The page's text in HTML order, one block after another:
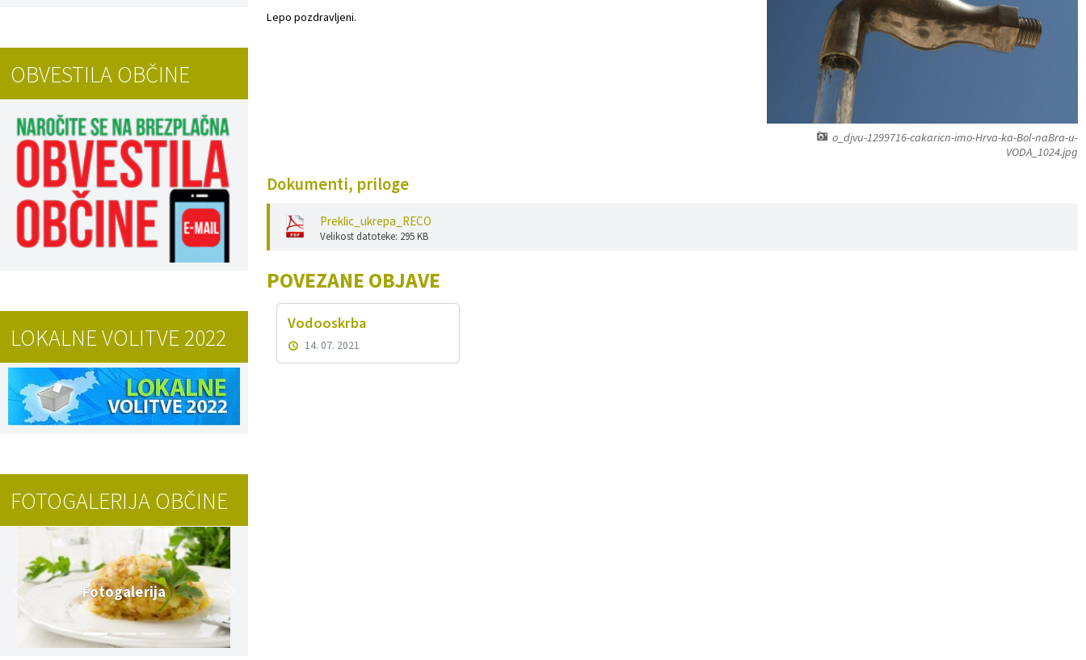
o_djvu-1299716-cakaricn-imo-Hrva-ka-Bol-naBra-u-
VODA_1024.jpg
Lepo pozdravljeni.
Dokumenti, priloge
Preklic_ukrepa_RECO
Velikost datoteke: 295 KB
POVEZANE OBJAVE
Vodooskrba
14. 07. 2021
OBVESTILA OBČINE
LOKALNE VOLITVE 2022
FOTOGALERIJA OBČINE
Fotogalerija
Informacije javnega značaja
Lokalne volitve